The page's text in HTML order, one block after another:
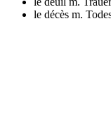
le décès m.